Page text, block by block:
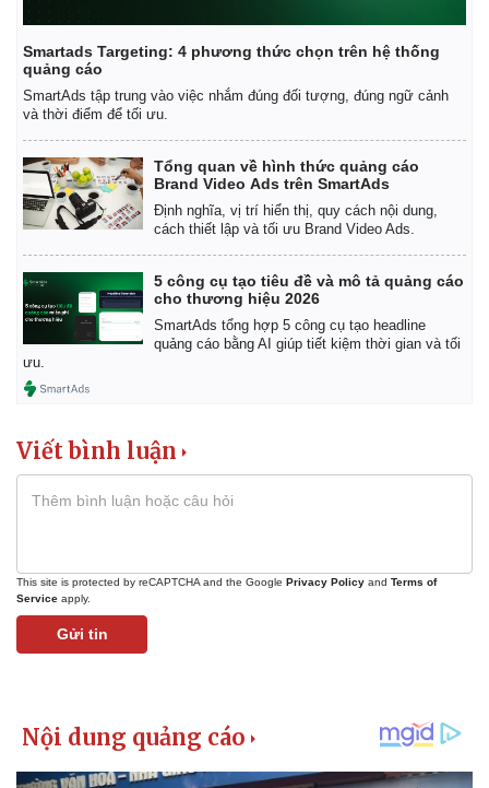
Chứng khoán
Smartads Targeting: 4 phương thức chọn trên hệ thống
quảng cáo
SmartAds tập trung vào việc nhắm đúng đối tượng, đúng ngữ cảnh
và thời điểm để tối ưu.
Tổng quan về hình thức quảng cáo
Brand Video Ads trên SmartAds
Định nghĩa, vị trí hiển thị, quy cách nội dung,
cách thiết lập và tối ưu Brand Video Ads.
5 công cụ tạo tiêu đề và mô tả quảng cáo
cho thương hiệu 2026
SmartAds tổng hợp 5 công cụ tạo headline
quảng cáo bằng AI giúp tiết kiệm thời gian và tối
ưu.
Viết bình luận
This site is protected by reCAPTCHA and the Google Privacy Policy and Terms of
Service apply.
Gửi tin